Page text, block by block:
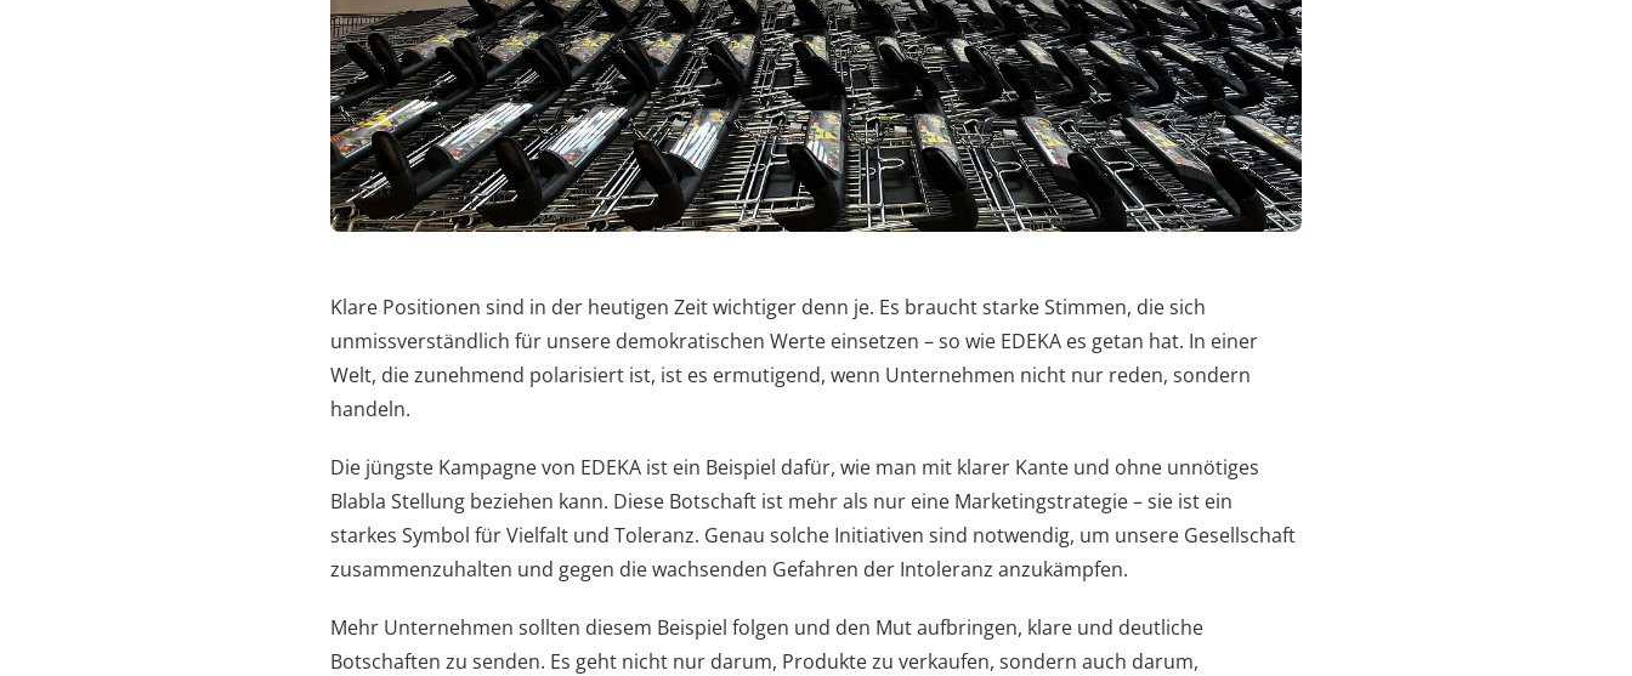
Klare Positionen sind in der heutigen Zeit wichtiger denn je. Es braucht starke Stimmen, die sich
unmissverständlich für unsere demokratischen Werte einsetzen – so wie EDEKA es getan hat. In einer
Welt, die zunehmend polarisiert ist, ist es ermutigend, wenn Unternehmen nicht nur reden, sondern
handeln.
Die jüngste Kampagne von EDEKA ist ein Beispiel dafür, wie man mit klarer Kante und ohne unnötiges
Blabla Stellung beziehen kann. Diese Botschaft ist mehr als nur eine Marketingstrategie – sie ist ein
starkes Symbol für Vielfalt und Toleranz. Genau solche Initiativen sind notwendig, um unsere Gesellschaft
zusammenzuhalten und gegen die wachsenden Gefahren der Intoleranz anzukämpfen.
Mehr Unternehmen sollten diesem Beispiel folgen und den Mut aufbringen, klare und deutliche
Botschaften zu senden. Es geht nicht nur darum, Produkte zu verkaufen, sondern auch darum,